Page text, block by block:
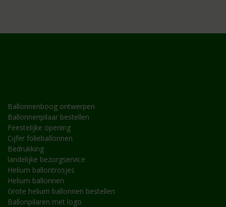
Ballonnenboog ontwerpen
Ballonnenpilaar bestellen
Feestelijke opening
Cijfer folieballonnen
Bedrukking
landelijke bezorgservice
Helium ballontrosjes
Helium ballonnen
Grote helium ballonnen bestellen
Ballonpilaren met logo